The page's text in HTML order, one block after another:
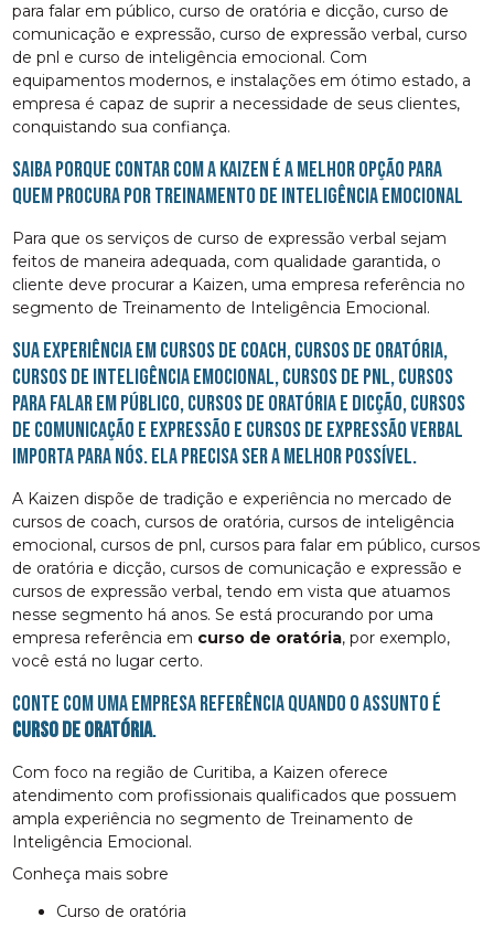
para falar em público, curso de oratória e dicção, curso de
comunicação e expressão, curso de expressão verbal, curso
de pnl e curso de inteligência emocional. Com
equipamentos modernos, e instalações em ótimo estado, a
empresa é capaz de suprir a necessidade de seus clientes,
conquistando sua confiança.
Saiba porque contar com a Kaizen é a melhor opção para
quem procura por Treinamento de Inteligência Emocional
Para que os serviços de curso de expressão verbal sejam
feitos de maneira adequada, com qualidade garantida, o
cliente deve procurar a Kaizen, uma empresa referência no
segmento de Treinamento de Inteligência Emocional.
Sua experiência em cursos de coach, cursos de oratória,
cursos de inteligência emocional, cursos de pnl, cursos
para falar em público, cursos de oratória e dicção, cursos
de comunicação e expressão e cursos de expressão verbal
importa para nós. Ela precisa ser a melhor possível.
A Kaizen dispõe de tradição e experiência no mercado de
cursos de coach, cursos de oratória, cursos de inteligência
emocional, cursos de pnl, cursos para falar em público, cursos
de oratória e dicção, cursos de comunicação e expressão e
cursos de expressão verbal, tendo em vista que atuamos
nesse segmento há anos. Se está procurando por uma
empresa referência em curso de oratória, por exemplo,
você está no lugar certo.
Conte com uma empresa referência quando o assunto é
curso de oratória.
Com foco na região de Curitiba, a Kaizen oferece
atendimento com profissionais qualificados que possuem
ampla experiência no segmento de Treinamento de
Inteligência Emocional.
Conheça mais sobre
curso de oratória